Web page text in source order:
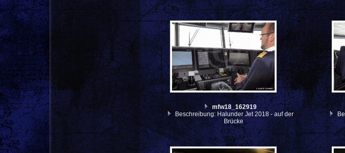
mfw18_162919
Beschreibung: Halunder Jet 2018 - auf der
Brücke